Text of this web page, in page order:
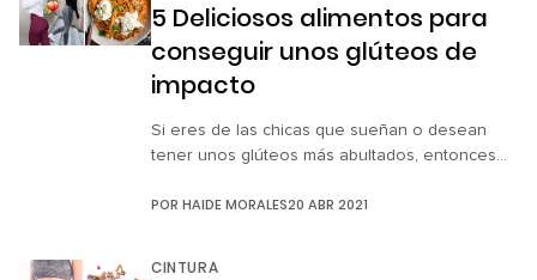
5 Deliciosos alimentos para
conseguir unos glúteos de
impacto
Si eres de las chicas que sueñan o desean
tener unos glúteos más abultados, entonces
aumenten sin necesidad de ir al gimnasio, usar
POR HAIDE MORALES20 ABR 2021
CINTURA